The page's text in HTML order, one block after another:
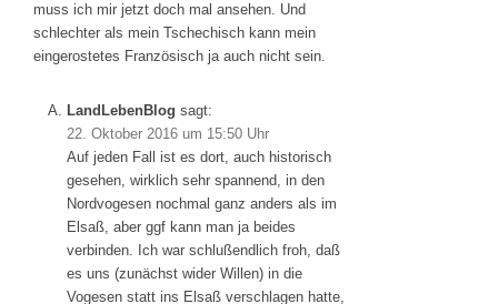
muss ich mir jetzt doch mal ansehen. Und
schlechter als mein Tschechisch kann mein
eingerostetes Französisch ja auch nicht sein.
LandLebenBlog sagt:
22. Oktober 2016 um 15:50 Uhr
Auf jeden Fall ist es dort, auch historisch
gesehen, wirklich sehr spannend, in den
Nordvogesen nochmal ganz anders als im
Elsaß, aber ggf kann man ja beides
verbinden. Ich war schlußendlich froh, daß
es uns (zunächst wider Willen) in die
Vogesen statt ins Elsaß verschlagen hatte,